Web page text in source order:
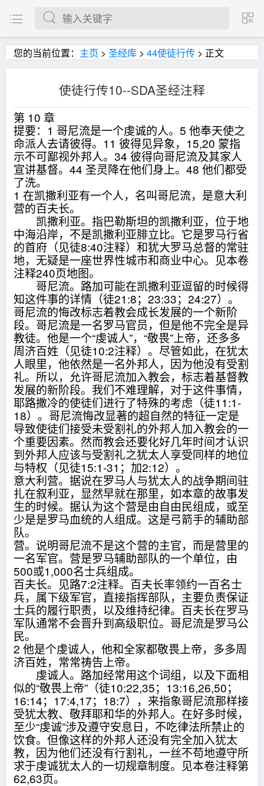
您的当前位置： 主页 >圣经库 >44使徒行传 > 正文
使徒行传10--SDA圣经注释
第 10 章
提要：1 哥尼流是一个虔诚的人。5 他奉天使之
命派人去请彼得。11 彼得见异象，15,20 蒙指
示不可鄙视外邦人。34 彼得向哥尼流及其家人
宣讲基督。44 圣灵降在他们身上。48 他们都受
了洗。
1 在凯撒利亚有一个人，名叫哥尼流，是意大利
营的百夫长。
凯撒利亚。指巴勒斯坦的凯撒利亚，位于地
中海沿岸，不是凯撒利亚腓立比。它是罗马行省
的首府（见徒8:40注释）和犹大罗马总督的常驻
地，无疑是一座世界性城市和商业中心。见本卷
注释240页地图。
哥尼流。路加可能在凯撒利亚逗留的时候得
知这件事的详情（徒21:8；23:33；24:27）。
哥尼流的悔改标志着教会成长发展的一个新阶
段。哥尼流是一名罗马官员，但是他不完全是异
教徒。他是一个“虔诚人”，“敬畏”上帝，还多多
周济百姓（见徒10:2注释）。尽管如此，在犹太
人眼里，他依然是一名外邦人，因为他没有受割
礼。所以，允许哥尼流加入教会，标志着基督教
发展的新阶段。我们不难理解，对于这件事情，
耶路撒冷的使徒们进行了特殊的考虑（徒11:1-
18）。哥尼流悔改显著的超自然的特征一定是
导致使徒们接受未受割礼的外邦人加入教会的一
个重要因素。然而教会还要化好几年时间才认识
到外邦人应该与受割礼之犹太人享受同样的地位
与特权（见徒15:1-31；加2:12）。
意大利营。据说在罗马人与犹太人的战争期间驻
扎在叙利亚，显然早就在那里，如本章的故事发
生的时候。据认为这个营是由自由民组成，或至
少是是罗马血统的人组成。这是弓箭手的辅助部
队。
营。说明哥尼流不是这个营的主官，而是营里的
一名军官。营是罗马辅助部队的一个单位，由
500或1,000名士兵组成。
百夫长。见路7:2注释。百夫长率领约一百名士
兵，属下级军官，直接指挥部队，主要负责保证
士兵的履行职责，以及维持纪律。百夫长在罗马
军队通常不会晋升到高级职位。哥尼流是罗马公
民。
2 他是个虔诚人，他和全家都敬畏上帝，多多周
济百姓，常常祷告上帝。
虔诚人。路加经常用这个词组，以及下面相
似的“敬畏上帝”（徒10:22,35；13:16,26,50；
16:14；17:4,17；18:7），来指象哥尼流那样接
受犹太教、敬拜耶和华的外邦人。在好多时候，
至少“虔诚”涉及遵守安息日，不吃律法所禁止的
饮食。但像这样的外邦人还没有完全加入犹太
教，因为他们还没有行割礼，一丝不苟地遵守所
求于虔诚犹太人的一切规章制度。见本卷注释第
62,63页。